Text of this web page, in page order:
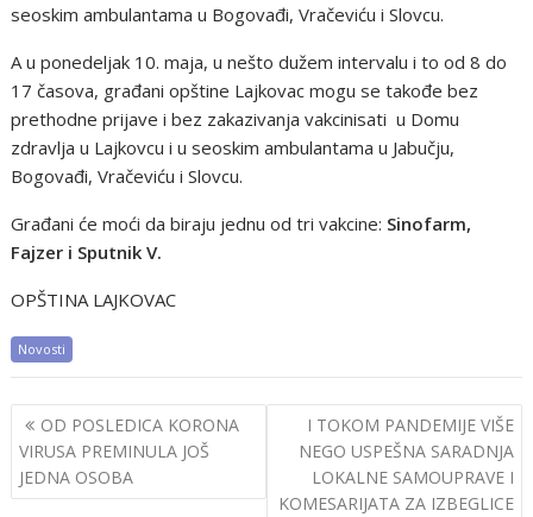
seoskim ambulantama u Bogovađi, Vračeviću i Slovcu.
A u ponedeljak 10. maja, u nešto dužem intervalu i to od 8 do
17 časova, građani opštine Lajkovac mogu se takođe bez
prethodne prijave i bez zakazivanja vakcinisati u Domu
zdravlja u Lajkovcu i u seoskim ambulantama u Jabučju,
Bogovađi, Vračeviću i Slovcu.
Građani će moći da biraju jednu od tri vakcine: Sinofarm,
Fajzer i Sputnik V.
OPŠTINA LAJKOVAC
Novosti
Post
navigation
OD POSLEDICA KORONA
VIRUSA PREMINULA JOŠ
JEDNA OSOBA
I TOKOM PANDEMIJE VIŠE
NEGO USPEŠNA SARADNJA
LOKALNE SAMOUPRAVE I
KOMESARIJATA ZA IZBEGLICE